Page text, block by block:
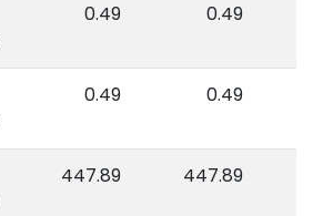
0.49 0.49
0.49 0.49
447.89 447.89